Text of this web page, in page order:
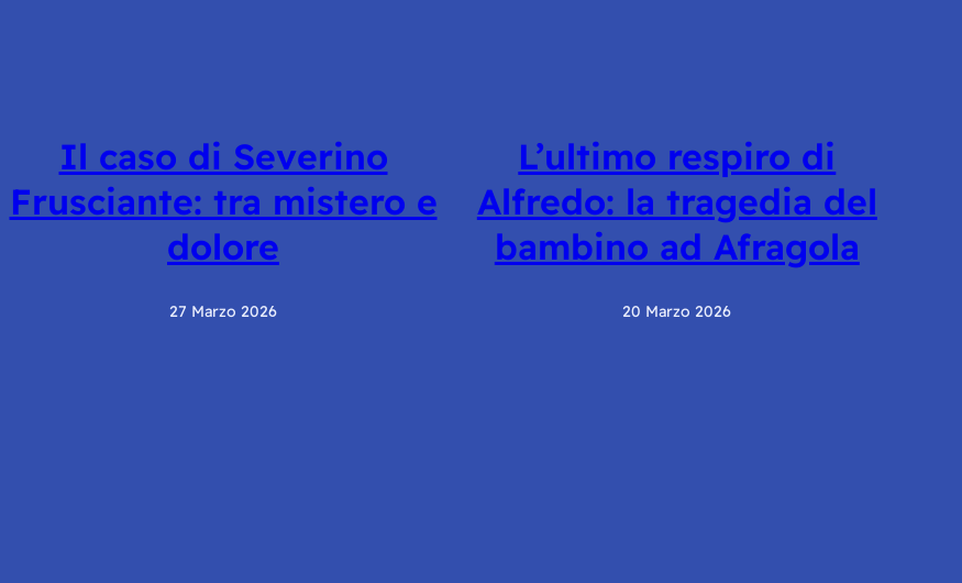
Il caso di Severino
Frusciante: tra mistero e
dolore
27 Marzo 2026
L’ultimo respiro di
Alfredo: la tragedia del
bambino ad Afragola
20 Marzo 2026